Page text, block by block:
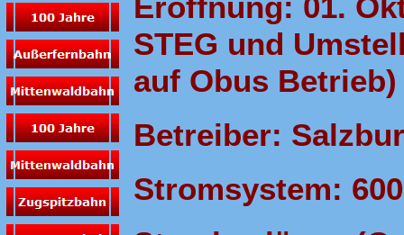
STEG und
auf Obus Betrieb)
Betreiber:
Stromsystem: